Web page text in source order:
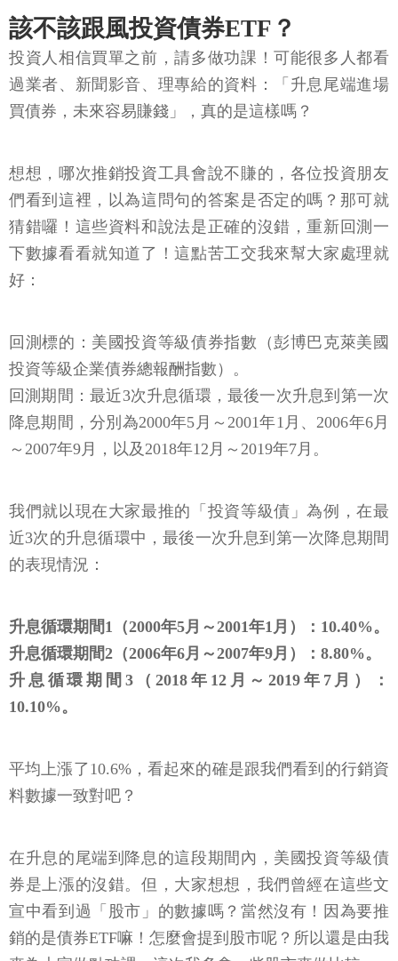
該不該跟風投資債券ETF？
投資人相信買單之前，請多做功課！可能很多人都看
過業者、新聞影音、理專給的資料：「升息尾端進場
買債券，未來容易賺錢」，真的是這樣嗎？
想想，哪次推銷投資工具會說不賺的，各位投資朋友
們看到這裡，以為這問句的答案是否定的嗎？那可就
猜錯囉！這些資料和說法是正確的沒錯，重新回測一
下數據看看就知道了！這點苦工交我來幫大家處理就
好：
回測標的：美國投資等級債券指數（彭博巴克萊美國
投資等級企業債券總報酬指數）。
回測期間：最近3次升息循環，最後一次升息到第一次
降息期間，分別為2000年5月～2001年1月、2006年6月
～2007年9月，以及2018年12月～2019年7月。
我們就以現在大家最推的「投資等級債」為例，在最
近3次的升息循環中，最後一次升息到第一次降息期間
的表現情況：
升息循環期間1（2000年5月～2001年1月）：10.40%。
升息循環期間2（2006年6月～2007年9月）：8.80%。
升息循環期間3（2018年12月～2019年7月）：
10.10%。
平均上漲了10.6%，看起來的確是跟我們看到的行銷資
料數據一致對吧？
在升息的尾端到降息的這段期間內，美國投資等級債
券是上漲的沒錯。但，大家想想，我們曾經在這些文
宣中看到過「股市」的數據嗎？當然沒有！因為要推
銷的是債券ETF嘛！怎麼會提到股市呢？所以還是由我